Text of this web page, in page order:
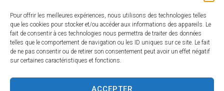
Pour offrir les meilleures expériences, nous utilisons des technologies telles
que les cookies pour stocker et/ou accéder aux informations des appareils. Le
fait de consentir à ces technologies nous permettra de traiter des données
telles que le comportement de navigation ou les ID uniques sur ce site. Le fait
de ne pas consentir ou de retirer son consentement peut avoir un effet négatif
sur certaines caractéristiques et fonctions.
ACCEPTER
y BP 97
45110,
Châteaune
uf-sur-
dimanche
Restez
conne